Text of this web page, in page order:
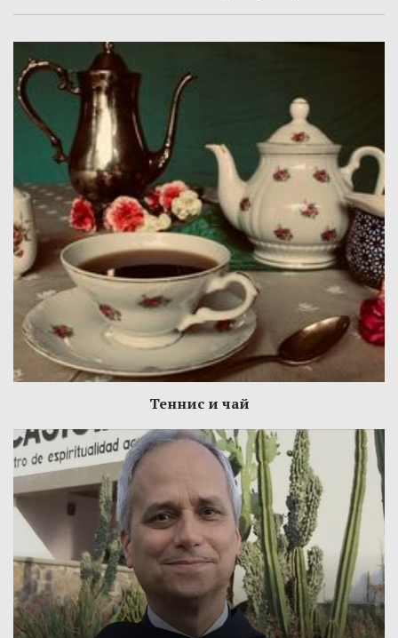
Теннис и чай